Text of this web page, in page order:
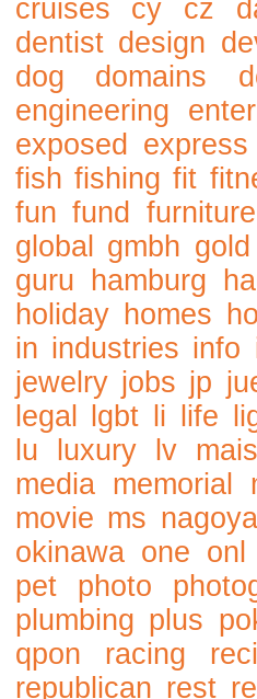
cruises
cy cz
dentist design
dog
domains
engineering
exposed
express
fish fishing fit
fun fund furniture
global
gmbh gold
guru
hamburg
holiday homes
in industries info
jewelry jobs jp
legal
lgbt li life
lu
luxury lv
media memorial
movie ms nagoya
okinawa one onl
pet
photo
plumbing plus
qpon
racing
republican rest